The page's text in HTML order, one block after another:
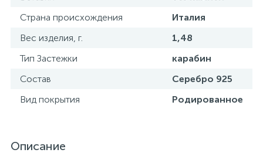
Страна происхождения
Италия
Вес изделия, г.
1,48
Тип Застежки
карабин
Состав
Серебро 925
Вид покрытия
Родированное
Описание